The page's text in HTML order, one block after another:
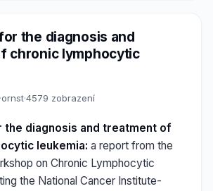
the diagnosis and
chronic lymphocytic
·ornst·4579 zobrazení
the diagnosis and treatment of
leukemia: a report from the
on Chronic Lymphocytic
the National Cancer Institute-